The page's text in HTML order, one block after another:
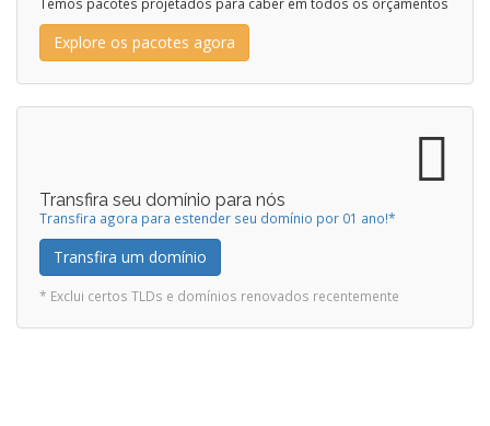
Explore os pacotes agora
Transfira seu domínio para nós
Transfira agora para estender seu domínio por 01 ano!*
Transfira um domínio
* Exclui certos TLDs e domínios renovados recentemente